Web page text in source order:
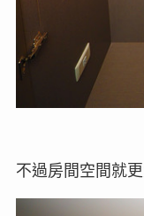
不過房間空間就